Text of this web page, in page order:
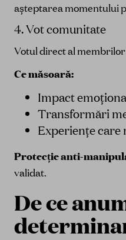
așteptarea momentului
4. Vot comunitate
Votul direct al
Ce măsoară:
Impact
Transformări
Experiențe
Protecție anti-
validat.
De ce